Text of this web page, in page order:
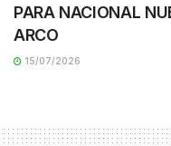
PARA NACIONAL
ARCO
15/07/2026